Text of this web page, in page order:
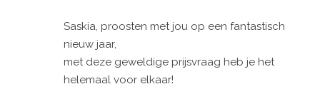
Saskia, proosten met jou op een fantastisch
nieuw jaar,
met deze geweldige prijsvraag heb je het
helemaal voor elkaar!